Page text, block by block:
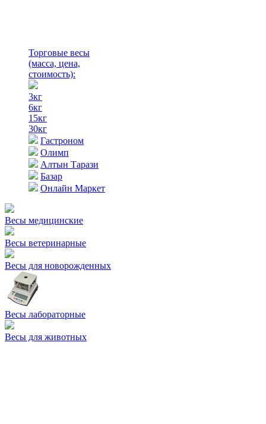
Торговые весы
(масса, цена,
стоимость):
3кг
6кг
15кг
30кг
Гастроном
Олимп
Алтын Тарази
Базар
Онлайн Маркет
Весы медицинские
Весы ветеринарные
Весы для новорожденных
Весы лабораторные
Весы для животных